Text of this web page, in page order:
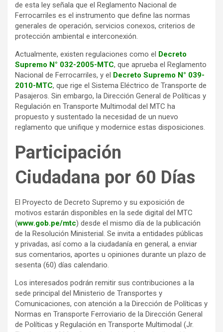
de esta ley señala que el Reglamento Nacional de
Ferrocarriles es el instrumento que define las normas
generales de operación, servicios conexos, criterios de
protección ambiental e interconexión.
Actualmente, existen regulaciones como el Decreto
Supremo N° 032-2005-MTC, que aprueba el Reglamento
Nacional de Ferrocarriles, y el Decreto Supremo N° 039-
2010-MTC, que rige el Sistema Eléctrico de Transporte de
Pasajeros. Sin embargo, la Dirección General de Políticas y
Regulación en Transporte Multimodal del MTC ha
propuesto y sustentado la necesidad de un nuevo
reglamento que unifique y modernice estas disposiciones.
Participación
Ciudadana por 60 Días
El Proyecto de Decreto Supremo y su exposición de
motivos estarán disponibles en la sede digital del MTC
(www.gob.pe/mtc) desde el mismo día de la publicación
de la Resolución Ministerial. Se invita a entidades públicas
y privadas, así como a la ciudadanía en general, a enviar
sus comentarios, aportes u opiniones durante un plazo de
sesenta (60) días calendario.
Los interesados podrán remitir sus contribuciones a la
sede principal del Ministerio de Transportes y
Comunicaciones, con atención a la Dirección de Políticas y
Normas en Transporte Ferroviario de la Dirección General
de Políticas y Regulación en Transporte Multimodal (Jr.